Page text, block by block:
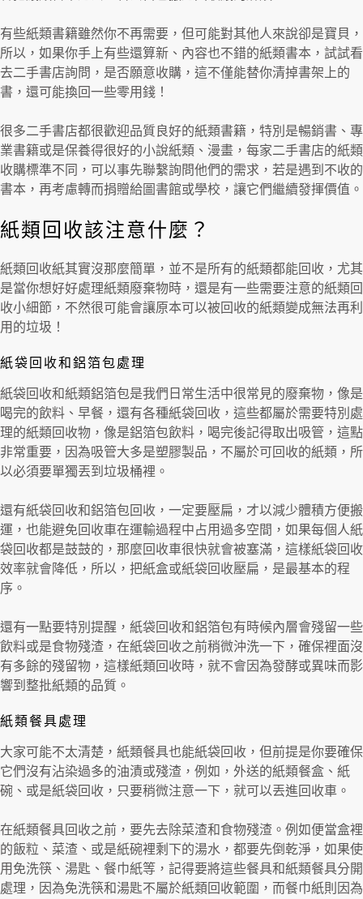
有些紙類書籍雖然你不再需要，但可能對其他人來說卻是寶貝，
所以，如果你手上有些還算新、內容也不錯的紙類書本，試試看
去二手書店詢問，是否願意收購，這不僅能替你清掉書架上的
書，還可能換回一些零用錢！
很多二手書店都很歡迎品質良好的紙類書籍，特別是暢銷書、專
業書籍或是保養得很好的小說紙類、漫畫，每家二手書店的紙類
收購標準不同，可以事先聯繫詢問他們的需求，若是遇到不收的
書本，再考慮轉而捐贈給圖書館或學校，讓它們繼續發揮價值。
紙類回收該注意什麼？
紙類回收紙其實沒那麼簡單，並不是所有的紙類都能回收，尤其
是當你想好好處理紙類廢棄物時，還是有一些需要注意的紙類回
收小細節，不然很可能會讓原本可以被回收的紙類變成無法再利
用的垃圾！
紙袋回收和鋁箔包處理
紙袋回收和紙類鋁箔包是我們日常生活中很常見的廢棄物，像是
喝完的飲料、早餐，還有各種紙袋回收，這些都屬於需要特別處
理的紙類回收物，像是鋁箔包飲料，喝完後記得取出吸管，這點
非常重要，因為吸管大多是塑膠製品，不屬於可回收的紙類，所
以必須要單獨丟到垃圾桶裡。
還有紙袋回收和鋁箔包回收，一定要壓扁，才以減少體積方便搬
運，也能避免回收車在運輸過程中占用過多空間，如果每個人紙
袋回收都是鼓鼓的，那麼回收車很快就會被塞滿，這樣紙袋回收
效率就會降低，所以，把紙盒或紙袋回收壓扁，是最基本的程
序。
還有一點要特別提醒，紙袋回收和鋁箔包有時候內層會殘留一些
飲料或是食物殘渣，在紙袋回收之前稍微沖洗一下，確保裡面沒
有多餘的殘留物，這樣紙類回收時，就不會因為發酵或異味而影
響到整批紙類的品質。
紙類餐具處理
大家可能不太清楚，紙類餐具也能紙袋回收，但前提是你要確保
它們沒有沾染過多的油漬或殘渣，例如，外送的紙類餐盒、紙
碗、或是紙袋回收，只要稍微注意一下，就可以丟進回收車。
在紙類餐具回收之前，要先去除菜渣和食物殘渣。例如便當盒裡
的飯粒、菜渣、或是紙碗裡剩下的湯水，都要先倒乾淨，如果使
用免洗筷、湯匙、餐巾紙等，記得要將這些餐具和紙類餐具分開
處理，因為免洗筷和湯匙不屬於紙類回收範圍，而餐巾紙則因為